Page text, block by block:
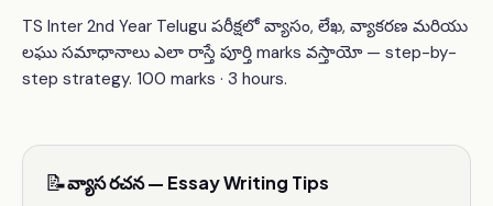
TS Inter 2nd Year Telugu పరీక్షలో వ్యాసం, లేఖ, వ్యాకరణ మరియు
లఘు సమాధానాలు ఎలా రాస్తే పూర్తి marks వస్తాయో — step-by-
step strategy. 100 marks · 3 hours.
📝వ్యాస రచన — Essay Writing Tips